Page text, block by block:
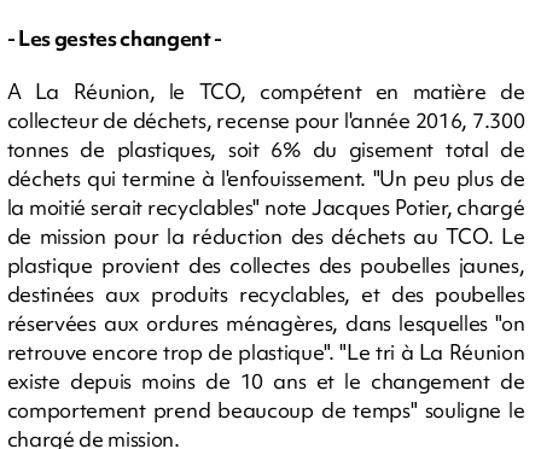
- Les gestes changent -
A La Réunion, le TCO, compétent en matière de
collecteur de déchets, recense pour l'année 2016, 7.300
tonnes de plastiques, soit 6% du gisement total de
déchets qui termine à l'enfouissement. "Un peu plus de
la moitié serait recyclables" note Jacques Potier, chargé
de mission pour la réduction des déchets au TCO. Le
plastique provient des collectes des poubelles jaunes,
destinées aux produits recyclables, et des poubelles
réservées aux ordures ménagères, dans lesquelles "on
retrouve encore trop de plastique". "Le tri à La Réunion
existe depuis moins de 10 ans et le changement de
comportement prend beaucoup de temps" souligne le
chargé de mission.